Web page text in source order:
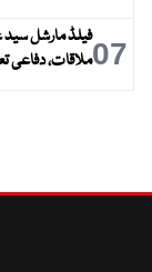
07فیلڈ مارشل سید
ملاقات، دفاعی